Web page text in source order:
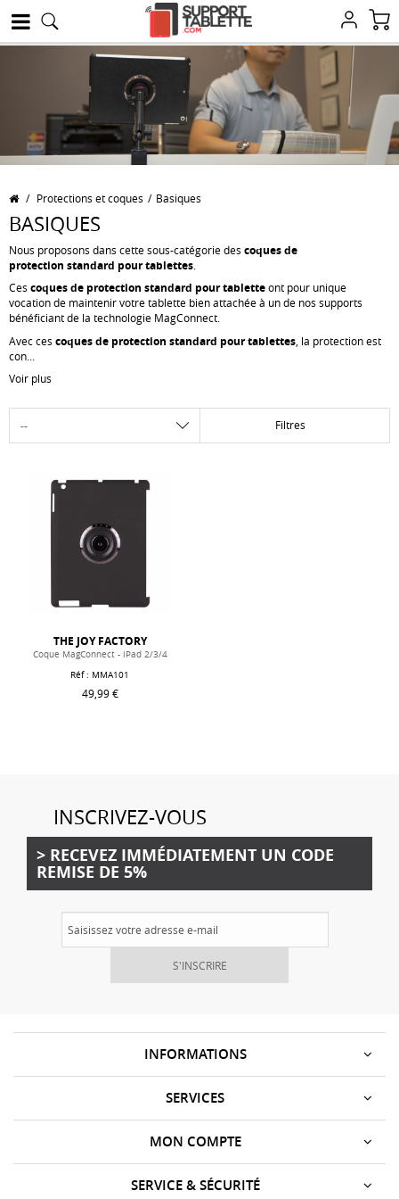
/ Protections et coques / Basiques
BASIQUES
Nous proposons dans cette sous-catégorie des coques de
protection standard pour tablettes
Ces coques de protection standard pour tabletteont pour unique
vocation de maintenir votre tablette bien attachée à un de nos supports
bénéficiant de la technologie MagConnect.
Avec ces coques de protection standard pour tablettes , la protection est
con...
Voir plus
Filtres
THE JOY FACTORY
Coque MagConnect - iPad 2/3/4
Réf : MMA101
49,99 €
INSCRIVEZ-VOUS
> RECEVEZ IMMÉDIATEMENT UN CODE
REMISE DE 5%
S'INSCRIRE
INFORMATIONS
SERVICES
SERVICE & SÉCURITÉ
MON COMPTE